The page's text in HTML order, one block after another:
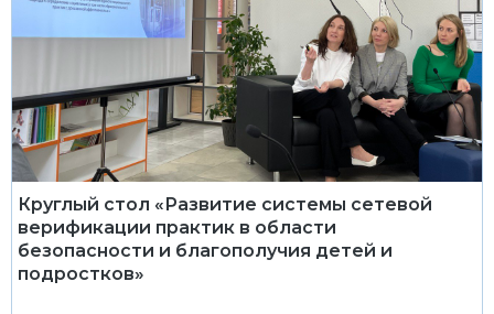
Круглый стол «Развитие системы сетевой
верификации практик в области
безопасности и благополучия детей и
подростков»